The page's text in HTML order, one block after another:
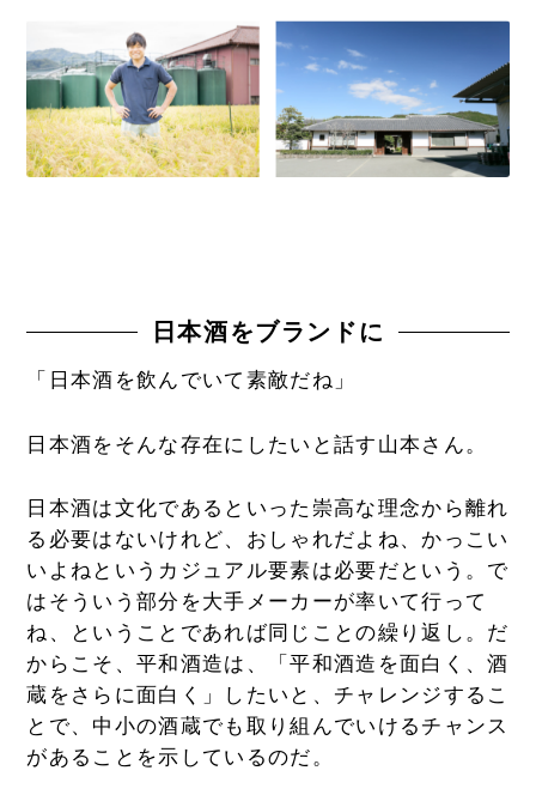
日本酒をブランドに
「日本酒を飲んでいて素敵だね」
日本酒をそんな存在にしたいと話す山本さん。
日本酒は文化であるといった崇高な理念から離れ
る必要はないけれど、おしゃれだよね、かっこい
いよねというカジュアル要素は必要だという。で
はそういう部分を大手メーカーが率いて行って
ね、ということであれば同じことの繰り返し。だ
からこそ、平和酒造は、「平和酒造を面白く、酒
蔵をさらに面白く」したいと、チャレンジするこ
とで、中小の酒蔵でも取り組んでいけるチャンス
があることを示しているのだ。